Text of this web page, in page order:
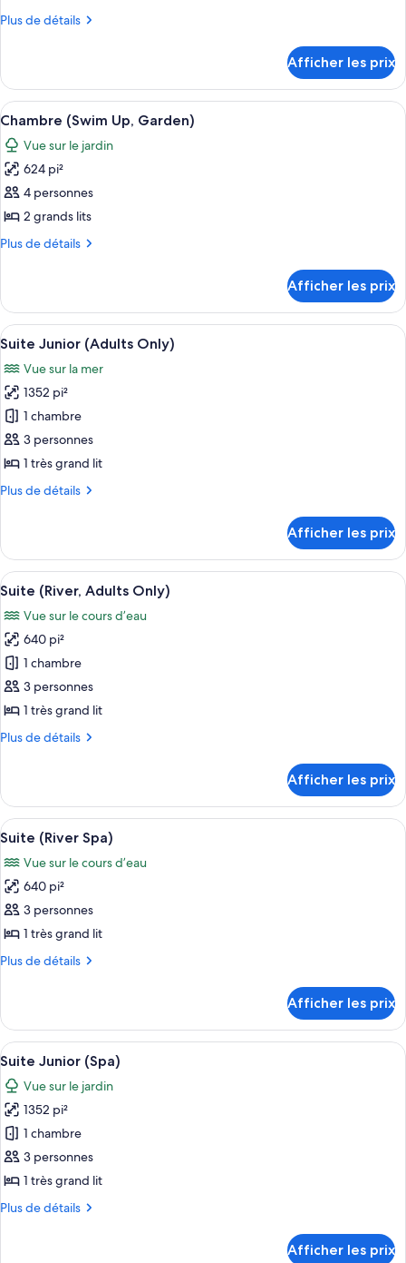
type
Chambre,
au
bord
de
l’océan
(Swim-
up,
Adults
Only)
Plus de détails
Plus
Chambre,
au
bord
de
l’océan
(Swim-
up,
Adults
Only)
Afficher les prix
Afficher
toutes
les
photos
pour
ce
type
Chambre
(Swim
Up,
Garden)
Chambre (Swim Up, Garden) | 1
6
Chambre (Swim Up, Garden)
Vue sur le jardin
624 pi²
4 personnes
2 grands lits
Plus de détails
Plus
Chambre
(Swim
Up,
Afficher les prix
Afficher
toutes
les
photos
pour
ce
type
chambre :
(Adults
Only)
Une chambre d’hôtel moderne
5
Suite Junior (Adults Only)
Vue sur la mer
1352 pi²
1 chambre
3 personnes
1 très grand lit
Plus de détails
Plus
Suite
Junior
(Adults
Afficher les prix
Afficher
toutes
les
photos
pour
ce
type
chambre :
Adults
Only)
Une chambre d’hôtel moderne
5
Suite (River, Adults Only)
Vue sur le cours d’eau
640 pi²
1 chambre
3 personnes
1 très grand lit
Plus de détails
Plus
Suite
(River,
Adults
Afficher les prix
Afficher
toutes
les
photos
pour
ce
type
Suite
(River
Spa)
Une chambre moderne avec une
6
Suite (River Spa)
Vue sur le cours d’eau
640 pi²
3 personnes
1 très grand lit
Plus de détails
Plus
Suite
(River
Spa)
Afficher les prix
Afficher
toutes
les
photos
pour
ce
type
chambre :
Une chambre d’hôtel moderne
5
Suite Junior (Spa)
Vue sur le jardin
1352 pi²
1 chambre
3 personnes
1 très grand lit
Plus de détails
Plus
Afficher les prix